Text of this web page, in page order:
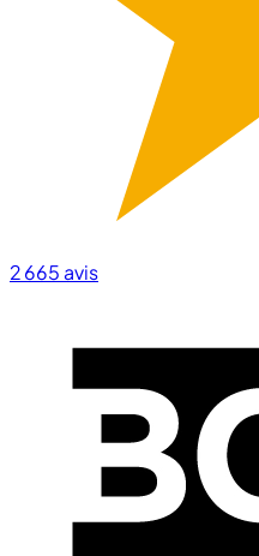
2 665 avis